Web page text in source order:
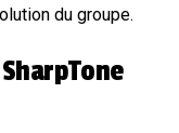
du groupe.